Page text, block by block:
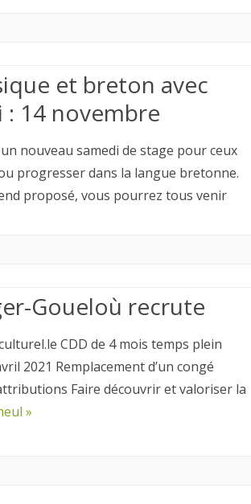
et breton avec
14 novembre
nouveau samedi de stage pour ceux
progresser dans la langue bretonne.
proposé, vous pourrez tous venir
Goueloù recrute
CDD de 4 mois temps plein
2021 Remplacement d’un congé
Faire découvrir et valoriser la
»